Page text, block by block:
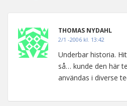
THOMAS NYDAHL
2/1 -2006 kl. 13:42
Underbar historia.
så… kunde den här
användas i diverse